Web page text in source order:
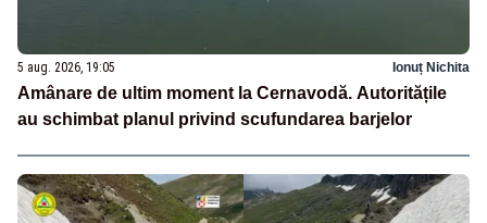
5 aug. 2026, 19:05 Ionuț Nichita
Amânare de ultim moment la Cernavodă. Autoritățile
au schimbat planul privind scufundarea barjelor